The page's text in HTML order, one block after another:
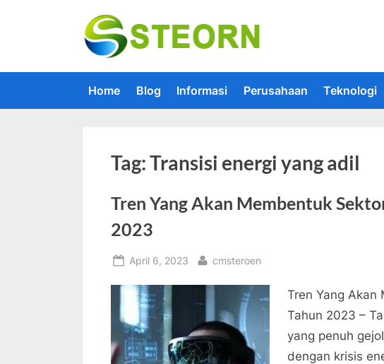
Home Blog Informasi Perusahaan Teknologi
Tag:Transisi energi yang adil
Tren Yang Akan Membentuk
2023
Posted
April 6, 2023 By
cmsteroen
Tren Yang Akan
Tahun 2023 –
yang penuh
dengan krisis